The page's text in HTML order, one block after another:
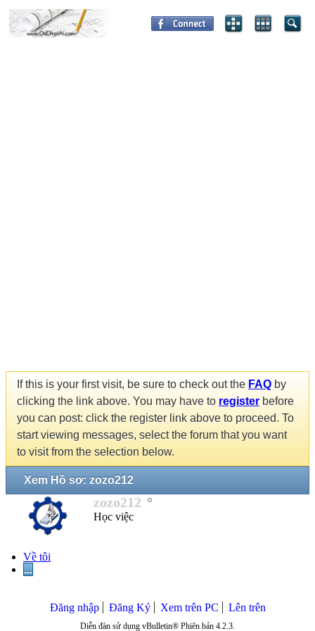
If this is your first visit, be sure to check out the FAQ by
clicking the link above. You may have to register before
you can post: click the register link above to proceed. To
start viewing messages, select the forum that you want
to visit from the selection below.
Xem Hồ sơ: zozo212
zozo212
Học việc
Về tôi
...
Đăng nhập Đăng Ký Xem trên PC Lên trên
Diễn đàn sử dụng vBulletin® Phiên bản 4.2.3.